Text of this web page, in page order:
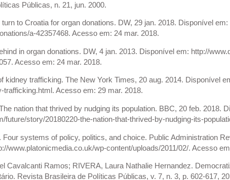
Públicas, n. 21, jun. 2000.
to Croatia for organ donations. DW, 29 jan. 2018. Disponível
a-42357468. Acesso em: 24 mar. 2018.
in organ donations. DW, 4 jan. 2013. Disponível em: http://
Acesso em: 24 mar. 2018.
kidney trafficking. The New York Times, 20 aug. 2014. Disponível
trafficking.html. Acesso em: 29 mar. 2018.
nation that thrived by nudging its population. BBC, 20 feb. 2018.
future/story/20180220-the-nation-that-thrived-by-nudging-its-
Four systems of policy, politics, and choice. Public Administration
www.platonicmedia.co.uk/wp-content/uploads/2011/02/. Acesso
Cavalcanti Ramos; RIVERA, Laura Nathalie Hernandez.
Revista Brasileira de Políticas Públicas, v. 7, n. 3, p. 602-617,